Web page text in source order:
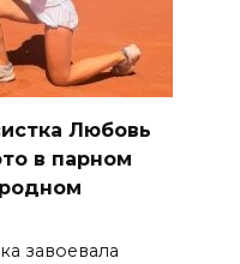
Любовь
в парном
завоевала